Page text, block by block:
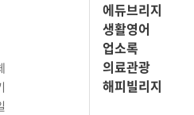
핫딜
KoreaDailyUs
에듀브리지
생활영어
업소록